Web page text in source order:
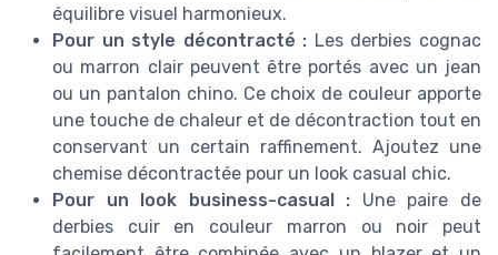
équilibre visuel harmonieux.
Pour un style décontracté : Les derbies cognac
ou marron clair peuvent être portés avec un jean
ou un pantalon chino. Ce choix de couleur apporte
une touche de chaleur et de décontraction tout en
conservant un certain raffinement. Ajoutez une
chemise décontractée pour un look casual chic.
Pour un look business-casual : Une paire de
derbies cuir en couleur marron ou noir peut